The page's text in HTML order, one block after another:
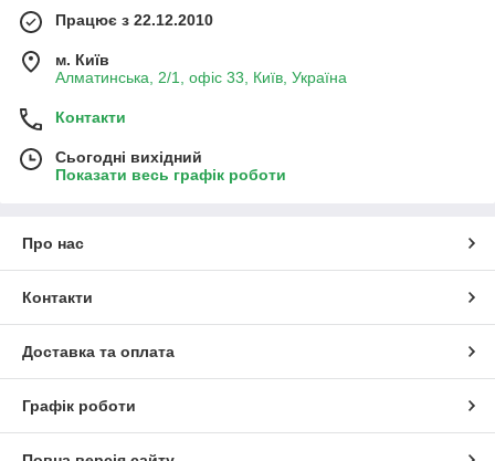
Працює з 22.12.2010
м. Київ
Алматинська, 2/1, офіс 33, Київ, Україна
Контакти
Сьогодні вихідний
Показати весь графік роботи
Про нас
Контакти
Доставка та оплата
Графік роботи